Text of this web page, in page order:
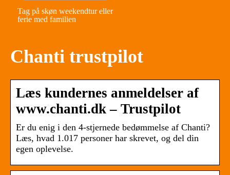
Tag på skøn weekendtur eller
ferie med familien
Chanti trustpilot
Læs kundernes anmeldelser af
www.chanti.dk – Trustpilot
Er du enig i den 4-stjernede bedømmelse af Chanti?
Læs, hvad 1.017 personer har skrevet, og del din
egen oplevelse.